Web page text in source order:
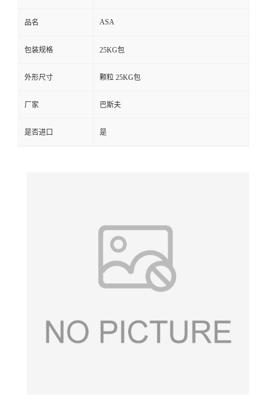
品名 ASA
包装规格 25KG包
外形尺寸 颗粒 25KG包
厂家 巴斯夫
是否进口 是